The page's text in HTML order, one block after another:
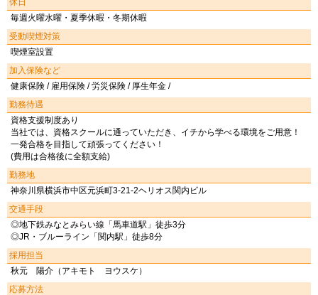
休日
毎週火曜水曜・夏季休暇・冬期休暇
受動喫煙対策
喫煙室設置
加入保険など
健康保険 / 雇用保険 / 労災保険 / 厚生年金 /
勤務待遇
資格支援制度あり
当社では、資格スクールに通っていただき、イチから学べる環境をご用意！
一発合格を目指して頑張ってください！
(費用は合格後に全額支給)
勤務地
神奈川県横浜市中区元浜町3-21-2ヘリオス関内ビル
交通手段
◎地下鉄みなとみらい線「馬車道駅」徒歩3分
◎JR・ブルーライン「関内駅」徒歩8分
採用担当
秋元 陽介（アキモト ヨウスケ）
応募方法